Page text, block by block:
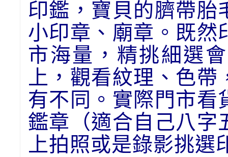
印鑑，寶貝的臍帶胎
小印章、廟章。既然
市海量，精挑細選
上，觀看紋理、色帶
有不同。實際門市看
鑑章（適合自己八字
上拍照或是錄影挑選